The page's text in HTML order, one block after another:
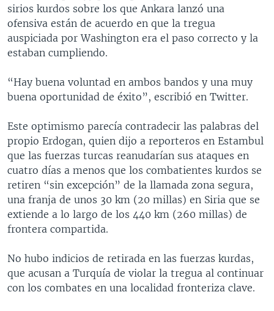
sirios kurdos sobre los que Ankara lanzó una
ofensiva están de acuerdo en que la tregua
auspiciada por Washington era el paso correcto y la
estaban cumpliendo.
“Hay buena voluntad en ambos bandos y una muy
buena oportunidad de éxito”, escribió en Twitter.
Este optimismo parecía contradecir las palabras del
propio Erdogan, quien dijo a reporteros en Estambul
que las fuerzas turcas reanudarían sus ataques en
cuatro días a menos que los combatientes kurdos se
retiren “sin excepción” de la llamada zona segura,
una franja de unos 30 km (20 millas) en Siria que se
extiende a lo largo de los 440 km (260 millas) de
frontera compartida.
No hubo indicios de retirada en las fuerzas kurdas,
que acusan a Turquía de violar la tregua al continuar
con los combates en una localidad fronteriza clave.